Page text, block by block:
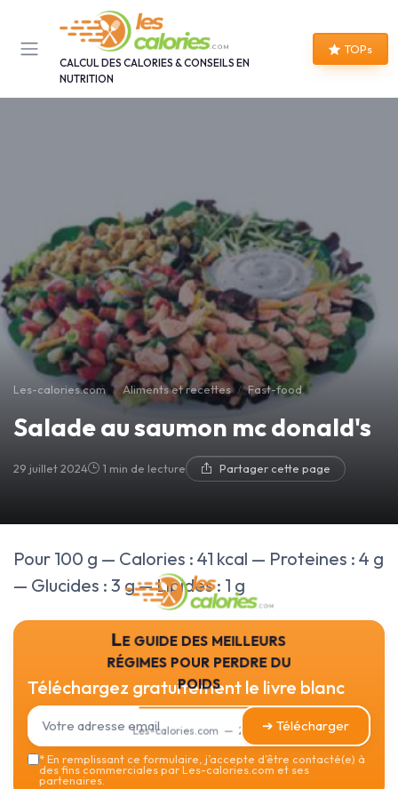
CALCUL DES CALORIES & CONSEILS EN
NUTRITION
TOPs
Les-calories.com Aliments et recettes Fast-food
Salade au saumon mc donald's
29 juillet 2024 1 min de lecture Partager cette page
Pour 100 g — Calories : 41 kcal — Proteines : 4 g
— Glucides : 3 g — Lipides : 1 g
Le guide des meilleurs
régimes pour perdre du
poids
Les-calories.com — 2026
Téléchargez gratuitement le livre blanc
➔ Télécharger
*En remplissant ce formulaire, j’accepte d’être contacté(e) à
des fins commerciales par Les-calories.com et ses
partenaires.
Panneau de gestion des cookies